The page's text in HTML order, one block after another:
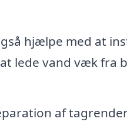
hjælpe med at
lede vand væk fra
af